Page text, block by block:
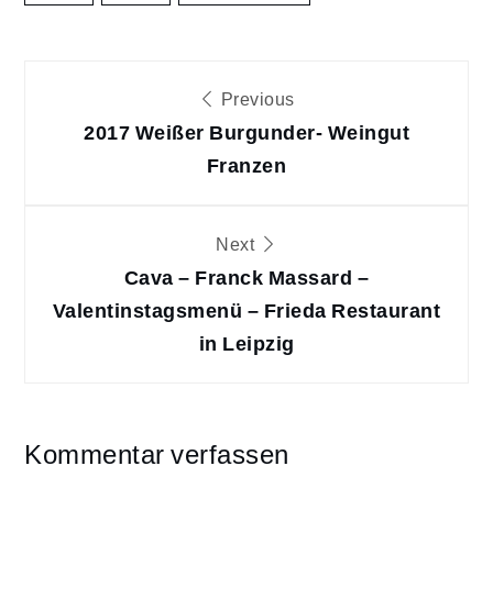
Beitragsnavigation
Previous
2017 Weißer Burgunder- Weingut
Franzen
Next
Cava – Franck Massard –
Valentinstagsmenü – Frieda Restaurant
in Leipzig
Kommentar verfassen